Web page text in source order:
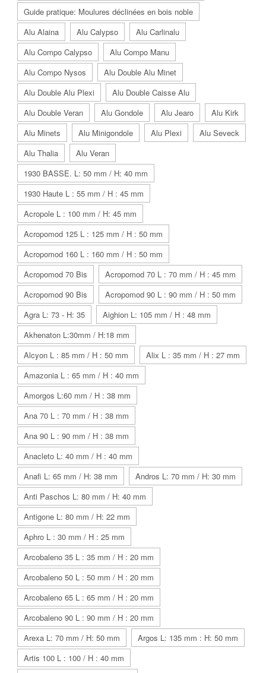
Guide pratique: Moulures déclinées en bois noble
Alu Alaina
Alu Calypso
Alu Carlinalu
Alu Compo Calypso
Alu Compo Manu
Alu Compo Nysos
Alu Double Alu Minet
Alu Double Alu Plexi
Alu Double Caisse Alu
Alu Double Veran
Alu Gondole Alu Jearo
Alu Kirk
Alu Minets
Alu Minigondole Alu Plexi
Alu Seveck
Alu Thalia
Alu Veran
1930 BASSE. L: 50 mm / H: 40 mm
1930 Haute L : 55 mm / H : 45 mm
Acropole L : 100 mm / H: 45 mm
Acropomod 125 L : 125 mm / H : 50 mm
Acropomod 160 L : 160 mm / H : 50 mm
Acropomod 70 Bis
Acropomod 70 L : 70 mm / H : 45 mm
Acropomod 90 Bis
Acropomod 90 L : 90 mm / H : 50 mm
Agra L: 73 - H: 35
Aighion L: 105 mm / H : 48 mm
Akhenaton L:30mm / H:18 mm
Alcyon L : 85 mm / H : 50 mm
Alix L : 35 mm / H : 27 mm
Amazonia L : 65 mm / H : 40 mm
Amorgos L:60 mm / H : 38 mm
Ana 70 L : 70 mm / H : 38 mm
Ana 90 L : 90 mm / H : 38 mm
Anacleto L: 40 mm / H : 40 mm
Anafi L: 65 mm / H: 38 mm
Andros L: 70 mm / H: 30 mm
Anti Paschos L: 80 mm / H: 40 mm
Antigone L: 80 mm / H: 22 mm
Aphro L : 30 mm / H : 25 mm
Arcobaleno 35 L : 35 mm / H : 20 mm
Arcobaleno 50 L : 50 mm / H : 20 mm
Arcobaleno 65 L : 65 mm / H : 20 mm
Arcobaleno 90 L : 90 mm / H : 20 mm
Arexa L: 70 mm / H: 50 mm
Argos L: 135 mm : H: 50 mm
Artis 100 L : 100 / H : 40 mm